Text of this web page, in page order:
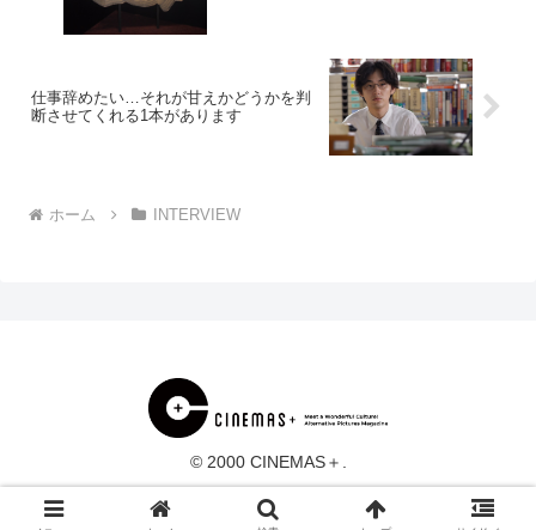
仕事辞めたい…それが甘えかどうかを判
断させてくれる1本があります
ホーム INTERVIEW
© 2000 CINEMAS＋.